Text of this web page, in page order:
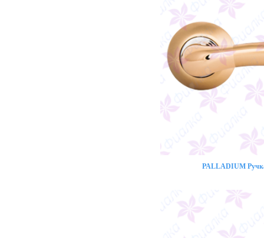
PALLADIUM